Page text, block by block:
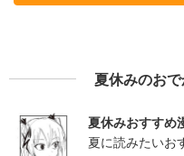
夏休みのお
夏休みおすすめ
夏に読みたいお